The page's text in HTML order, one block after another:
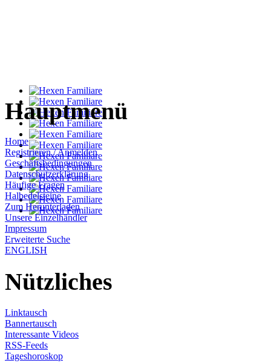
Hauptmenü
Home
Registrieren / Anmelden
Geschäftsbedingungen
Datenschutzerklärung
Häufige Fragen
Halbedelsteine
Zum Herunterladen
Unsere Einzelhändler
Impressum
Erweiterte Suche
ENGLISH
Nützliches
Linktausch
Bannertausch
Interessante Videos
RSS-Feeds
Tageshoroskop